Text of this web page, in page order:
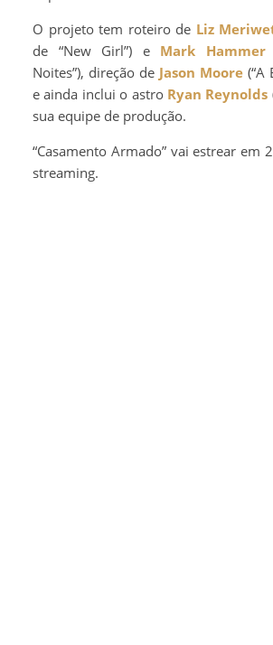
O projeto tem roteiro de Liz
de “New Girl”) e Mark Hammer
Noites”), direção de Jason Moore (“A
e ainda inclui o astro Ryan Reynolds
sua equipe de produção.
“Casamento Armado” vai estrear em
streaming.